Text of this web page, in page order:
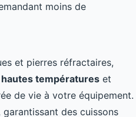
moins de
et pierres réfractaires,
hautes températures et
de vie à votre équipement.
des cuissons